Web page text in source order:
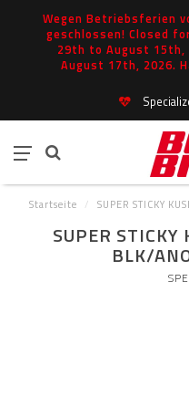
Wegen Betriebsferien
geschlossen! Closed
29th to August 15th,
August 17th, 2026.
Startseite / SUPER STICKY
SUPER STICKY
BLK/